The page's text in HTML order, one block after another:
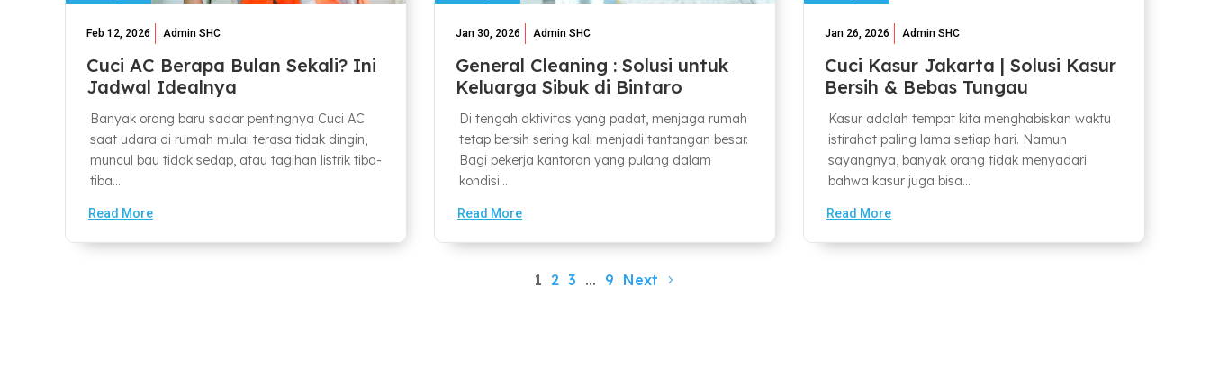
Feb 12, 2026 Admin SHC
Cuci AC Berapa Bulan Sekali? Ini
Jadwal Idealnya
Banyak orang baru sadar pentingnya Cuci AC
saat udara di rumah mulai terasa tidak dingin,
muncul bau tidak sedap, atau tagihan listrik tiba-
tiba...
Read More
Jan 30, 2026 Admin SHC
General Cleaning : Solusi untuk
Keluarga Sibuk di Bintaro
Di tengah aktivitas yang padat, menjaga rumah
tetap bersih sering kali menjadi tantangan besar.
Bagi pekerja kantoran yang pulang dalam
kondisi...
Read More
Jan 26, 2026 Admin SHC
Cuci Kasur Jakarta | Solusi Kasur
Bersih & Bebas Tungau
Kasur adalah tempat kita menghabiskan waktu
istirahat paling lama setiap hari. Namun
sayangnya, banyak orang tidak menyadari
bahwa kasur juga bisa...
Read More
1 2 3 … 9 Next